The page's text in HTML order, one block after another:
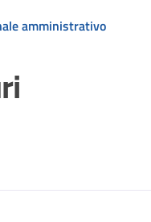
amministrativo